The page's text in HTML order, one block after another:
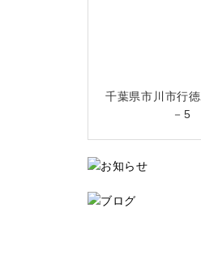
千葉県市川市行
－5